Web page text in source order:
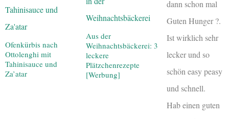
Ofenkürbis nach
Ottolenghi mit
Tahinisauce und
Za’atar
Aus der
Weihnachtsbäckerei: 3
leckere
Plätzchenrezepte
[Werbung]
dann schon mal
Guten Hunger ?.
Ist wirklich sehr
lecker und so
schön easy peasy
und schnell.
Hab einen guten